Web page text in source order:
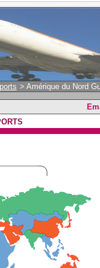
> Amérique du Nord